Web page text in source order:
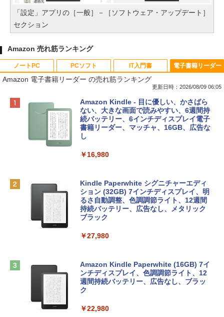
「設定」アプリの［一般］－［ソフトウェア・アップデート］
セクション
Amazon 売れ筋ランキング
ノートPC
Apple 2026 MacBook Neo A18 Proチッ
プ搭載13インチノートブック：AIとAppl
e Intelligenceのために設計、Liquid Ret
inaディスプレイ、8GBユニファイドメモ
リ、512GB SSDストレージ、1080p Fac
ゴ
tomtoc 360°保護 15.6 16インチ パソコ
ンケース Dell NEC Lavie ASUS HP dyna
book Lenovo対応
￥2,952
Apple 2026 MacBook Air M5チップ搭載
13インチノートブック：AIとApple Intell
igence、13.6インチLiquid Retinaディ
スプレイ、16GBユニファイドメモリ、1
ームカメラ、日本語キーボード、Touch I
PCソフト
Robloxギフトカード - 800 Robux 【限
定バーチャルアイテムを含む】 【オンラ
インゲームコード】 ロブロックス | オン
ラインコード版
定バーチャルアイテムを含む】 【オンラ
インゲームコード】 ロブロックス |オン
ラインコード版
￥1,600
インゲームコード】 ロブロックス | オン
ラインコード版
￥3,200
IT入門書
生成AIパスポート公式テキスト 第４版
￥1,766
￥1,292
非エンジニア 初心者 素人 でも安心 使い
めのAIコーディング入門シリーズ
￥99
AIイラスト表現辞典: 思い通りの絵を引き
電子書籍リーダー
Amazon 電子書籍リーダー の売れ筋ランキング
更新日時：2026/08/09 06:05
Amazon Kindle - 目に優しい、かさばら
ない、大きな画面で読みやすい、6週間持
続バッテリー、6インチディスプレイ電子
書籍リーダー、マッチャ、16GB、広告な
し
￥16,980
Kindle Paperwhite シグニチャーエディ
ション (32GB) 7インチディスプレイ、明
るさ自動調整、色調調節ライト、12週間
持続バッテリー、広告なし、メタリック
ブラック
￥27,980
Amazon Kindle Paperwhite (16GB) 7イ
ンチディスプレイ、色調調節ライト、12
週間持続バッテリー、広告なし、ブラッ
ク
￥22,980